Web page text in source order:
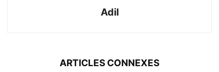
Adil
ARTICLES CONNEXES